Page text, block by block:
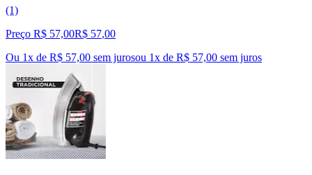
(1)
Preço R$ 57,00R$ 57,00
Ou 1x de R$ 57,00 sem jurosou 1x de R$ 57,00 sem juros